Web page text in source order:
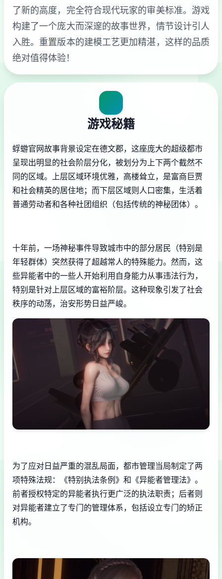
了新的高度，完全符合现代玩家的审美标准。游戏
构建了一个庞大而深邃的故事世界，情节设计引人
入胜。重置版本的建模工艺更加精湛，这样的品质
绝对值得体验！
游戏秘籍
蜉蝣官网故事背景设定在德文郡，这座庞大的超级都市
呈现出明显的社会阶层分化，被划分为上下两个截然不
同的区域。上层区域环境优雅，高楼耸立，是富商巨贾
和社会精英的居住地；而下层区域则人口密集，生活着
普通劳动者和各种社团组织（包括传统的神秘团体）。
十年前，一场神秘事件导致城市中的部分居民（特别是
年轻群体）突然获得了超越常人的特殊能力。然而，这
些异能者中的一些人开始利用自身能力从事违法行为，
特别是针对上层区域的富裕阶层。这种现象引发了社会
秩序的动荡，治安形势日益严峻。
为了应对日益严重的混乱局面，都市管理当局制定了两
项特殊法规：《特别执法条例》和《异能者管理法》。
前者授权特定的异能者执行更广泛的执法职责；后者则
对异能者建立了专门的管理体系，包括设立专门的矫正
机构。